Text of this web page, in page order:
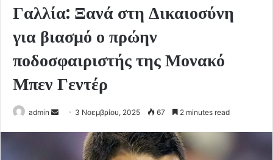
Γαλλία: Ξανά στη Δικαιοσύνη
για βιασμό ο πρώην
ποδοσφαιριστής της Μονακό
Μπεν Γεντέρ
admin
Send 3 Νοεμβρίου, 2025 67 2 minutes read